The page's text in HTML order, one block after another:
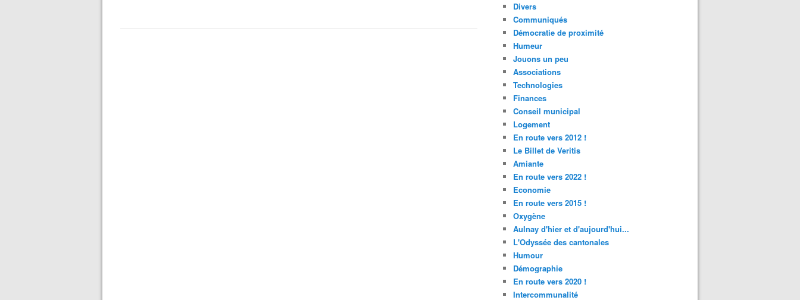
Divers
Communiqués
Démocratie de proximité
Humeur
Jouons un peu
Associations
Technologies
Finances
Conseil municipal
Logement
En route vers 2012 !
Le Billet de Veritis
Amiante
En route vers 2022 !
Economie
En route vers 2015 !
Oxygène
Aulnay d'hier et d'aujourd'hui...
L'Odyssée des cantonales
Humour
Démographie
En route vers 2020 !
Intercommunalité